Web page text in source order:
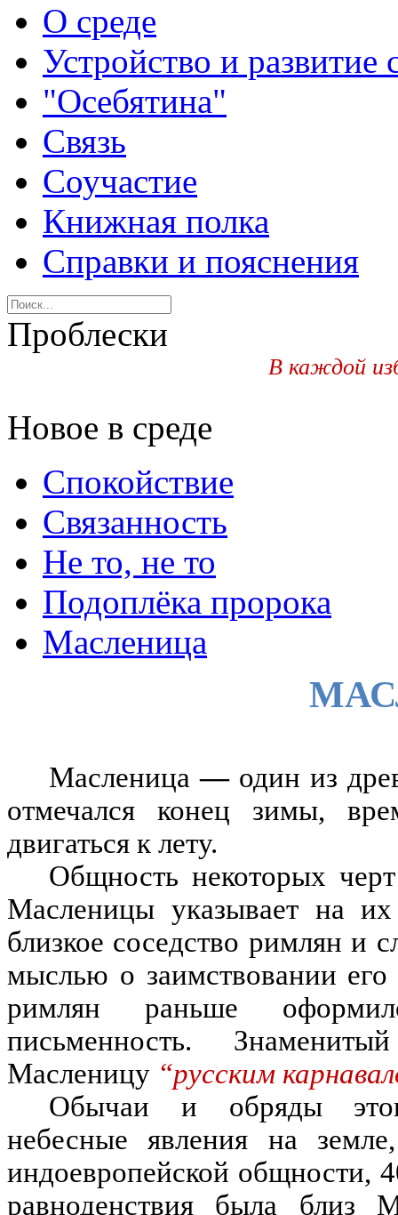
О среде
Устройство и развитие
"Осебятина"
Связь
Соучастие
Книжная полка
Справки и пояснения
Проблески
В каждой
Новое в среде
Спокойствие
Связанность
Не то, не то
Подоплёка пророка
Масленица
Масленица — один из
отмечался конец зимы,
двигаться к лету.
Общность некоторых
Масленицы указывает на
близкое соседство римлян и
мыслью о заимствовании
римлян раньше
письменность.
Масленицу “русским
Обычаи и обряды
небесные явления на земле,
индоевропейской общности,
равноденствия была близ